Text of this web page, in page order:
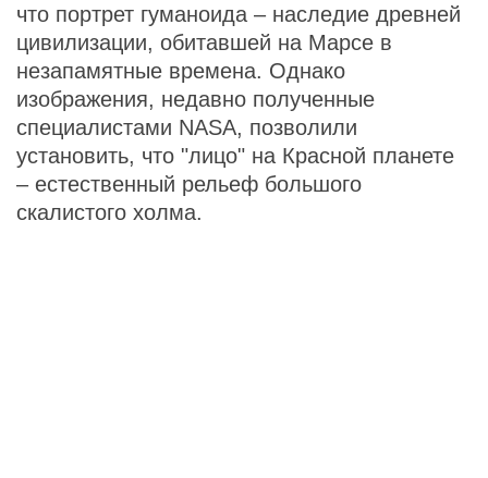
что портрет гуманоида – наследие древней
цивилизации, обитавшей на Марсе в
незапамятные времена. Однако
изображения, недавно полученные
специалистами NASA, позволили
установить, что "лицо" на Красной планете
– естественный рельеф большого
скалистого холма.